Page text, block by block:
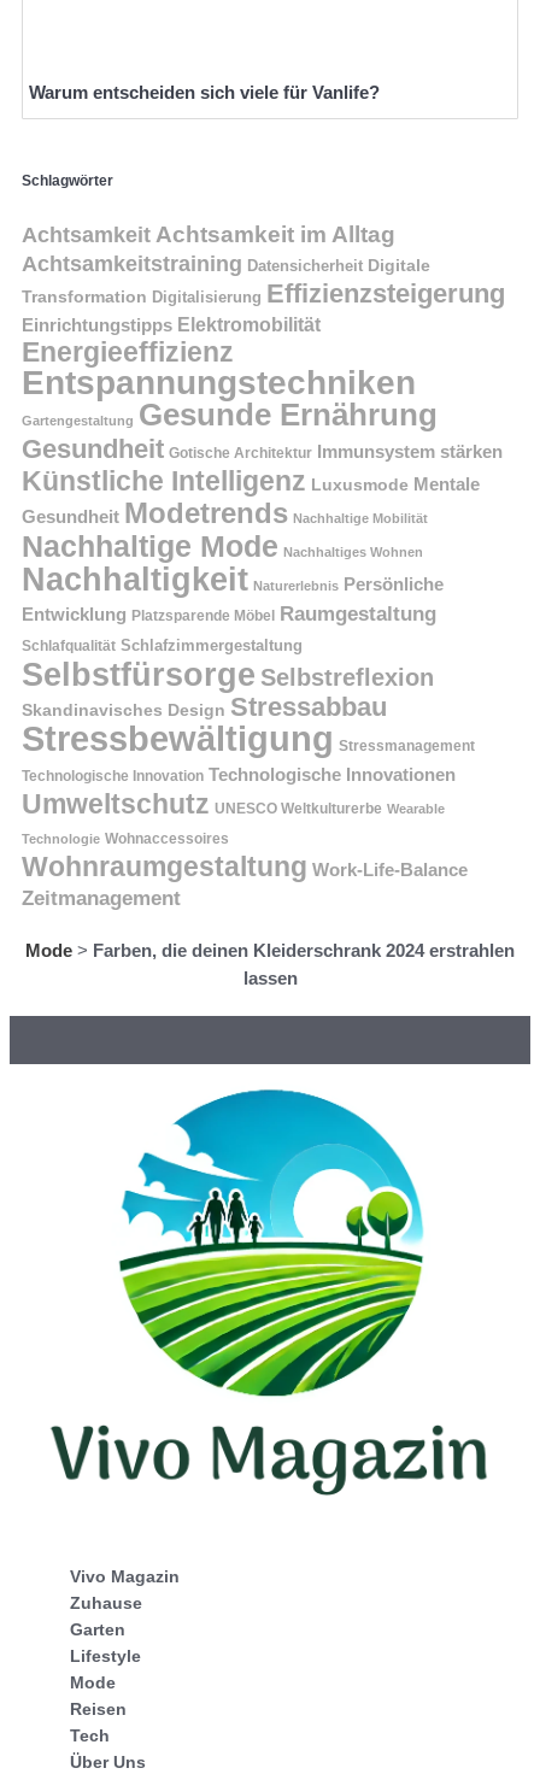
Warum entscheiden sich viele für Vanlife?
Schlagwörter
Achtsamkeit Achtsamkeit im Alltag
Achtsamkeitstraining Datensicherheit Digitale
Transformation Digitalisierung Effizienzsteigerung
Einrichtungstipps Elektromobilität
Energieeffizienz
Entspannungstechniken
Gartengestaltung Gesunde Ernährung
Gesundheit Gotische Architektur Immunsystem stärken
Künstliche Intelligenz Luxusmode Mentale
Gesundheit Modetrends Nachhaltige Mobilität
Nachhaltige Mode Nachhaltiges Wohnen
Nachhaltigkeit Naturerlebnis Persönliche
Entwicklung Platzsparende Möbel Raumgestaltung
Schlafqualität Schlafzimmergestaltung
Selbstfürsorge Selbstreflexion
Skandinavisches Design Stressabbau
Stressbewältigung Stressmanagement
Technologische Innovation Technologische Innovationen
Umweltschutz UNESCO Weltkulturerbe Wearable
Technologie Wohnaccessoires
Wohnraumgestaltung Work-Life-Balance
Zeitmanagement
Mode > Farben, die deinen Kleiderschrank 2024 erstrahlen
lassen
Vivo Magazin
Zuhause
Garten
Lifestyle
Mode
Reisen
Tech
Über Uns